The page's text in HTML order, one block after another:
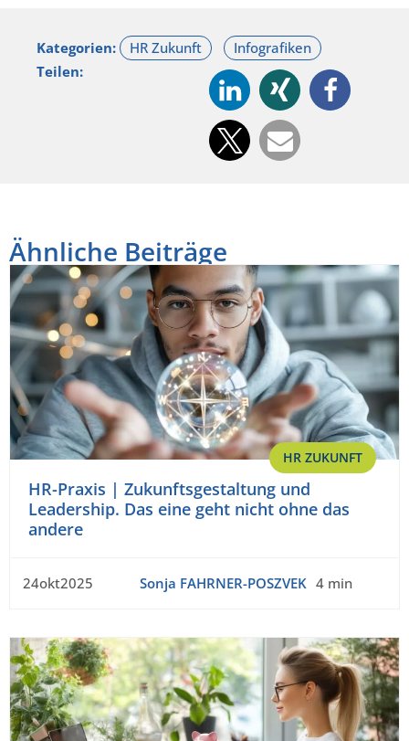
Kategorien:
Teilen:
Ähnliche Beiträge
HR ZUKUNFT
HR-Praxis | Zukunftsgestaltung und
Leadership. Das eine geht nicht ohne das
andere
24okt2025 Sonja FAHRNER-POSZVEK 4 min